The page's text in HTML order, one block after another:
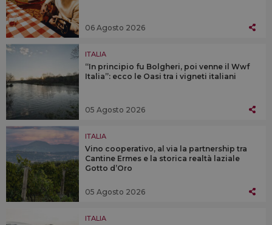
06 Agosto 2026
ITALIA
“In principio fu Bolgheri, poi venne il Wwf
Italia”: ecco le Oasi tra i vigneti italiani
05 Agosto 2026
ITALIA
Vino cooperativo, al via la partnership tra
Cantine Ermes e la storica realtà laziale
Gotto d’Oro
05 Agosto 2026
ITALIA